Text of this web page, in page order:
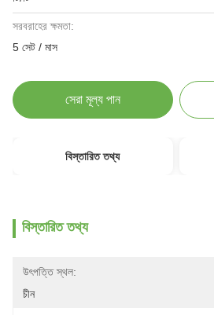
সরবরাহের ক্ষমতা:
5 সেট / মাস
সেরা মূল্য পান
বিস্তারিত তথ্য
বিস্তারিত তথ্য
উৎপত্তি স্থল:
চীন